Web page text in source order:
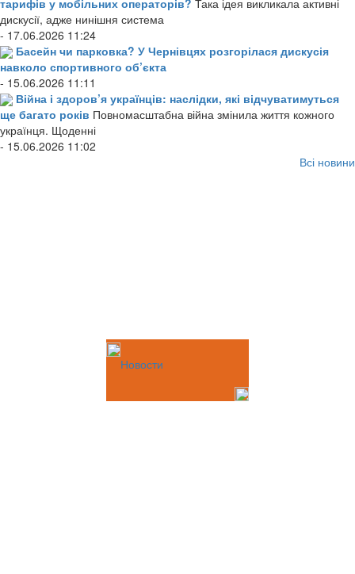
дискусії, адже нинішня система
- 17.06.2026 11:24
Басейн чи парковка? У Чернівцях розгорілася дискусія
навколо спортивного об’єкта
- 15.06.2026 11:11
Війна і здоров’я українців: наслідки, які відчуватимуться
ще багато років Повномасштабна війна змінила життя кожного
українця. Щоденні
- 15.06.2026 11:02
Всі новини
Новости